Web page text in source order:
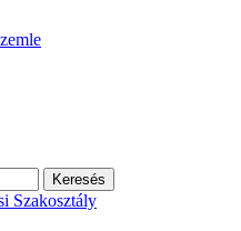
Szakosztály